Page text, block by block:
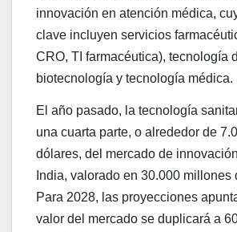
innovación en atención médica,
clave incluyen servicios
CRO, TI farmacéutica), tecnología
biotecnología y tecnología médica.
El año pasado, la tecnología
una cuarta parte, o alrededor de
dólares, del mercado de
India, valorado en 30.000 millones
Para 2028, las proyecciones
valor del mercado se duplicará a